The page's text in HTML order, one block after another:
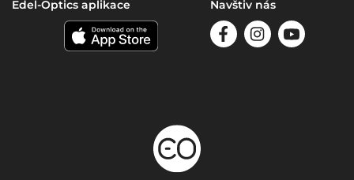
Edel-Optics aplikace Navštiv nás